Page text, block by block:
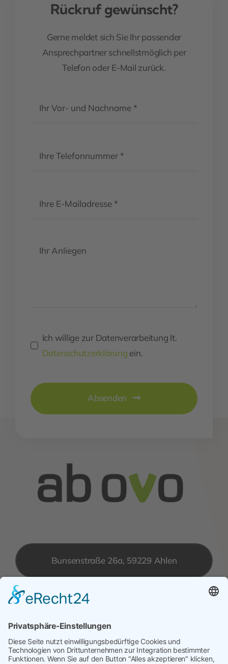
Rückruf gewünscht?
Gerne meldet sich Sie Ihr passender
Ansprechpartner schnellstmöglich per
Telefon oder E-Mail zurück.
Ich willige zur Datenverarbeitung lt.
Datenschutzerklärung ein.
Absenden
Bunsenstraße 26a, 59229 Ahlen
info@ab-ovo.de
Montag bis Freitag: 8 – 16.30 Uhr